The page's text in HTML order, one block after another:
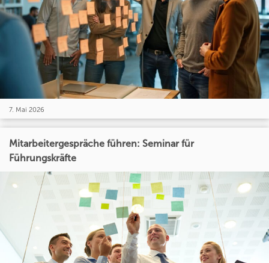
7. Mai 2026
Mitarbeitergespräche führen: Seminar für
Führungskräfte